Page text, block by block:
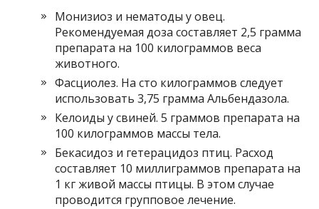
Монизиоз и нематоды у овец.
Рекомендуемая доза составляет 2,5 грамма
препарата на 100 килограммов веса
животного.
Фасциолез. На сто килограммов следует
использовать 3,75 грамма Альбендазола.
Келоиды у свиней. 5 граммов препарата на
100 килограммов массы тела.
Бекасидоз и гетерацидоз птиц. Расход
составляет 10 миллиграммов препарата на
1 кг живой массы птицы. В этом случае
проводится групповое лечение.